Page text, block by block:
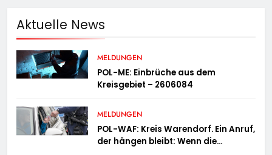
Aktuelle News
MELDUNGEN
POL-ME: Einbrüche aus dem
Kreisgebiet – 2606084
MELDUNGEN
POL-WAF: Kreis Warendorf. Ein Anruf,
der hängen bleibt: Wenn die